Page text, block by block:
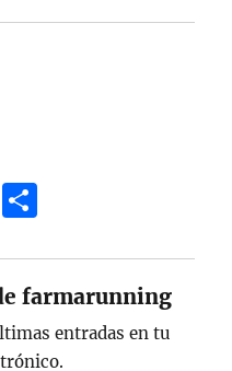
P
m
p
a
farmarunning
entradas en tu